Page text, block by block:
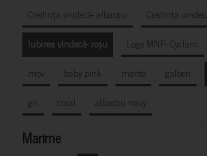
Credința vindecă- albastru
Credința
Iubirea vindecă- roșu
Logo MNF- Cyclam
mov
baby pink mentă galben
gri
coral albastru navy
Marime